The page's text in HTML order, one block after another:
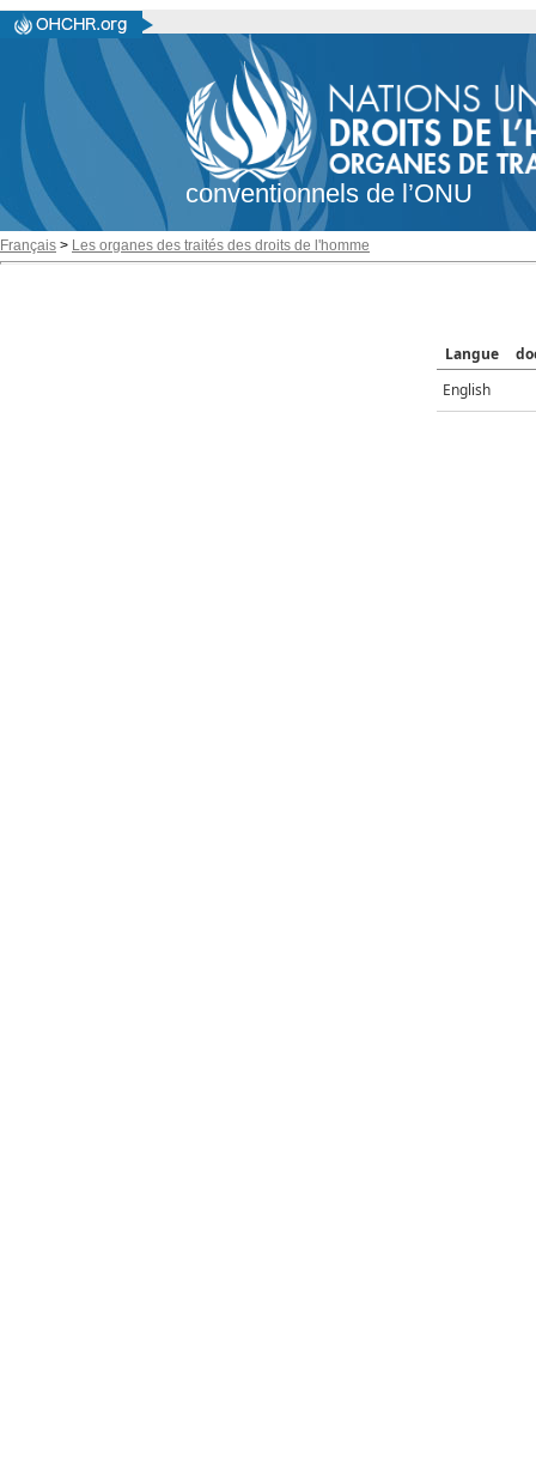
conventionnels de l’ONU
Français > Les organes des traités des droits de l'homme
Langue
English